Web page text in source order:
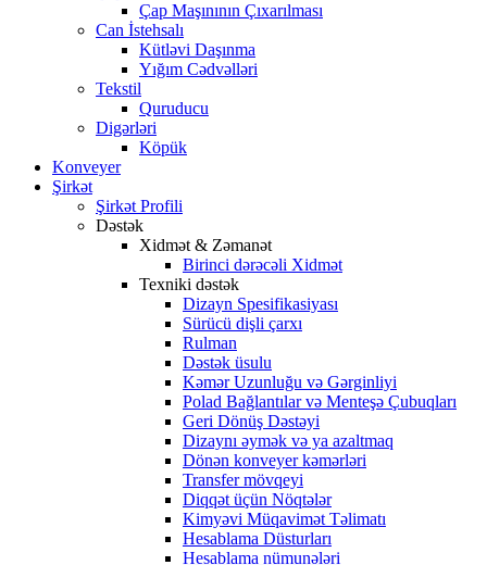
Çap Maşınının Çıxarılması
Can İstehsalı
Kütləvi Daşınma
Yığım Cədvəlləri
Tekstil
Quruducu
Digərləri
Köpük
Konveyer
Şirkət
Şirkət Profili
Dəstək
Xidmət & Zəmanət
Birinci dərəcəli Xidmət
Texniki dəstək
Dizayn Spesifikasiyası
Sürücü dişli çarxı
Rulman
Dəstək üsulu
Kəmər Uzunluğu və Gərginliyi
Polad Bağlantılar və Menteşə Çubuqları
Geri Dönüş Dəstəyi
Dizaynı əymək və ya azaltmaq
Dönən konveyer kəmərləri
Transfer mövqeyi
Diqqət üçün Nöqtələr
Kimyəvi Müqavimət Təlimatı
Hesablama Düsturları
Hesablama nümunələri